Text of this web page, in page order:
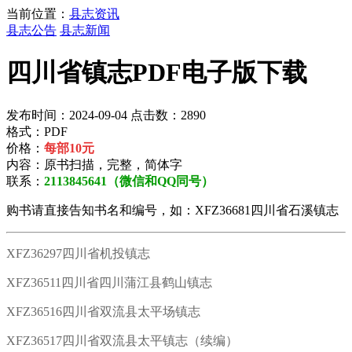
当前位置： 县志资讯
县志公告 县志新闻
四川省镇志PDF电子版下载
发布时间：2024-09-04 点击数：2890
格式：PDF
价格： 每部10元
内容：原书扫描，完整，简体字
联系： 2113845641（微信和QQ同号）
购书请直接告知书名和编号，如：XFZ36681四川省石溪镇志
XFZ36297四川省机投镇志
XFZ36511四川省四川蒲江县鹤山镇志
XFZ36516四川省双流县太平场镇志
XFZ36517四川省双流县太平镇志（续编）